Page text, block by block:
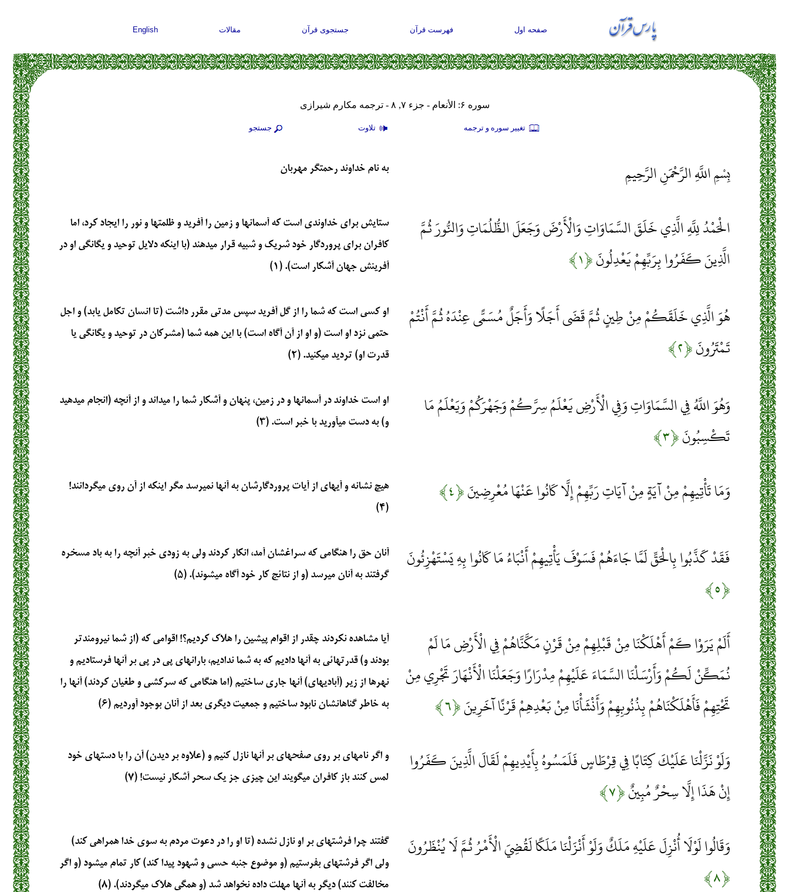
صفحه اول فهرست قرآن جستجوی قرآن مقالات English
سوره ۶: الأنعام - جزء ۷, ۸ - ترجمه مکارم شیرازی
تغيير سوره و ترجمه تلاوت جستجو
بِسْمِ اللَّهِ الرَّحْمَنِ الرَّحِيمِ به نام خداوند رحمتگر مهربان
الْحَمْدُ لِلَّهِ الَّذِي خَلَقَ السَّمَاوَاتِ وَالْأَرْضَ وَجَعَلَ الظُّلُمَاتِ وَالنُّورَ ثُمَّ
الَّذِينَ كَفَرُوا بِرَبِّهِمْ يَعْدِلُونَ﴿۱﴾
ستايش براي خداوندي است كه آسمانها و زمين را آفريد و ظلمتها و نور را ايجاد كرد، اما
كافران براي پروردگار خود شريك و شبيه قرار مي‏دهند (با اينكه دلايل توحيد و يگانگي او در
آفرينش جهان آشكار است). (۱)
هُوَ الَّذِي خَلَقَكُمْ مِنْ طِينٍ ثُمَّ قَضَى أَجَلًا وَأَجَلٌ مُسَمًّى عِنْدَهُ ثُمَّ أَنْتُمْ
تَمْتَرُونَ﴿۲﴾
او كسي است كه شما را از گل آفريد سپس مدتي مقرر داشت (تا انسان تكامل يابد) و اجل
حتمي نزد او است (و او از آن آگاه است) با اين همه شما (مشركان در توحيد و يگانگي يا
قدرت او) ترديد مي‏كنيد. (۲)
وَهُوَ اللَّهُ فِي السَّمَاوَاتِ وَفِي الْأَرْضِ يَعْلَمُ سِرَّكُمْ وَجَهْرَكُمْ وَيَعْلَمُ مَا
تَكْسِبُونَ﴿۳﴾
او است خداوند در آسمانها و در زمين، پنهان و آشكار شما را مي‏داند و از آنچه (انجام مي‏دهيد
و) به دست مي‏آوريد با خبر است. (۳)
وَمَا تَأْتِيهِمْ مِنْ آيَةٍ مِنْ آيَاتِ رَبِّهِمْ إِلَّا كَانُوا عَنْهَا مُعْرِضِينَ﴿۴﴾
هيچ نشانه و آيهاي از آيات پروردگارشان به آنها نميرسد مگر اينكه از آن روي ميگردانند!
(۴)
فَقَدْ كَذَّبُوا بِالْحَقِّ لَمَّا جَاءَهُمْ فَسَوْفَ يَأْتِيهِمْ أَنْبَاءُ مَا كَانُوا بِهِ يَسْتَهْزِئُونَ
﴿۵﴾
آنان حق را هنگامي كه سراغشان آمد، انكار كردند ولي به زودي خبر آنچه را به باد مسخره
گرفتند به آنان ميرسد (و از نتائج كار خود آگاه مي‏شوند). (۵)
أَلَمْ يَرَوْا كَمْ أَهْلَكْنَا مِنْ قَبْلِهِمْ مِنْ قَرْنٍ مَكَّنَّاهُمْ فِي الْأَرْضِ مَا لَمْ
نُمَكِّنْ لَكُمْ وَأَرْسَلْنَا السَّمَاءَ عَلَيْهِمْ مِدْرَارًا وَجَعَلْنَا الْأَنْهَارَ تَجْرِي مِنْ
تَحْتِهِمْ فَأَهْلَكْنَاهُمْ بِذُنُوبِهِمْ وَأَنْشَأْنَا مِنْ بَعْدِهِمْ قَرْنًا آخَرِينَ﴿۶﴾
آيا مشاهده نكردند چقدر از اقوام پيشين را هلاك كرديم؟! اقوامي كه (از شما نيرومندتر
بودند و) قدرتهائي به آنها داديم كه به شما نداديم، بارانهاي پي در پي بر آنها فرستاديم و
نهرها از زير (آباديهاي) آنها جاري ساختيم (اما هنگامي كه سركشي و طغيان كردند) آنها را
به خاطر گناهانشان نابود ساختيم و جمعيت ديگري بعد از آنان بوجود آورديم (۶)
وَلَوْ نَزَّلْنَا عَلَيْكَ كِتَابًا فِي قِرْطَاسٍ فَلَمَسُوهُ بِأَيْدِيهِمْ لَقَالَ الَّذِينَ كَفَرُوا
إِنْ هَذَا إِلَّا سِحْرٌ مُبِينٌ﴿۷﴾
و اگر نامهاي بر روي صفحهاي بر آنها نازل كنيم و (علاوه بر ديدن) آن را با دستهاي خود
لمس كنند باز كافران مي‏گويند اين چيزي جز يك سحر آشكار نيست! (۷)
وَقَالُوا لَوْلَا أُنْزِلَ عَلَيْهِ مَلَكٌ وَلَوْ أَنْزَلْنَا مَلَكًا لَقُضِيَ الْأَمْرُ ثُمَّ لَا يُنْظَرُونَ
﴿۸﴾
گفتند چرا فرشتهاي بر او نازل نشده (تا او را در دعوت مردم به سوي خدا همراهي كند)
ولي اگر فرشتهاي بفرستيم (و موضوع جنبه حسي و شهود پيدا كند) كار تمام مي‏شود (و اگر
مخالفت كنند) ديگر به آنها مهلت داده نخواهد شد (و همگي هلاك مي‏گردند). (۸)